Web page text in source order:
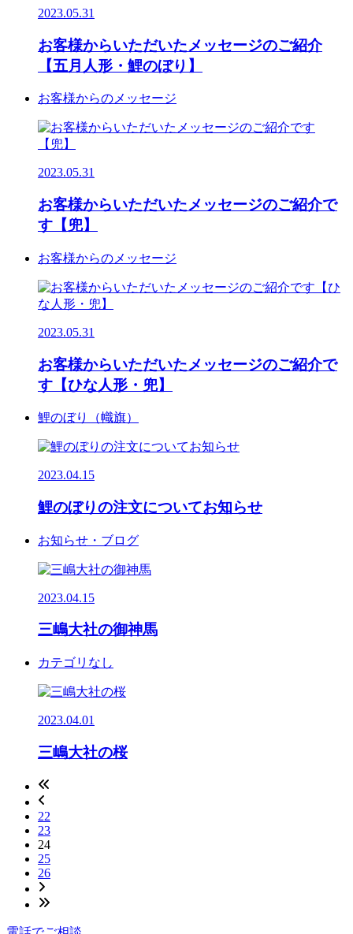
2023.05.31
お客様からいただいたメッセージのご紹介
【五月人形・鯉のぼり】
お客様からのメッセージ
2023.05.31
お客様からいただいたメッセージのご紹介で
す【兜】
お客様からのメッセージ
2023.05.31
お客様からいただいたメッセージのご紹介で
す【ひな人形・兜】
鯉のぼり（幟旗）
2023.04.15
鯉のぼりの注文についてお知らせ
お知らせ・ブログ
2023.04.15
三嶋大社の御神馬
カテゴリなし
2023.04.01
三嶋大社の桜
22
23
24
25
26